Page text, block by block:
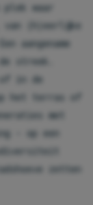
waar
van (h)eerlijke
aangename
streek.
in de
het terras of
met
– op een
zetten